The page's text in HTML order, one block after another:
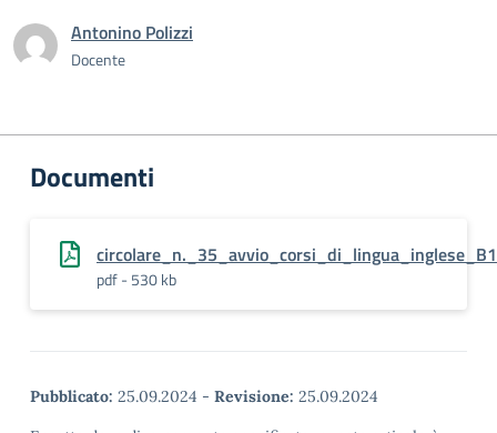
Antonino Polizzi
Docente
Documenti
pdf - 530 kb
Pubblicato: 25.09.2024 - Revisione: 25.09.2024